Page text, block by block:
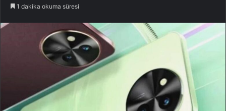
1 dakika okuma süresi